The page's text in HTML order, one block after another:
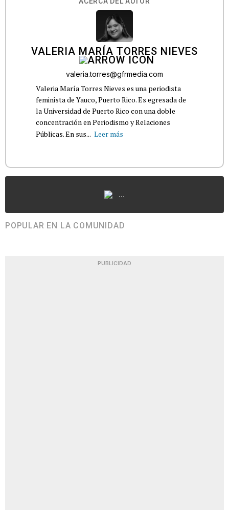
VALERIA MARÍA TORRES NIEVES
valeria.torres@gfrmedia.com
Valeria María Torres Nieves es una periodista
feminista de Yauco, Puerto Rico. Es egresada de
la Universidad de Puerto Rico con una doble
concentración en Periodismo y Relaciones
Públicas. En sus... Leer más
...
POPULAR EN LA COMUNIDAD
PUBLICIDAD